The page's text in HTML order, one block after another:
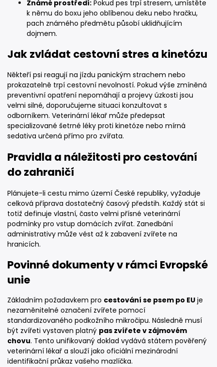
Známé prostředí: Pokud pes trpí stresem, umístěte
k němu do boxu jeho oblíbenou deku nebo hračku,
pach známého předmětu působí uklidňujícím
dojmem.
Jak zvládat cestovní stres a kinetózu
Někteří psi reagují na jízdu panickým strachem nebo
prokazatelně trpí cestovní nevolností. Pokud výše zmíněná
preventivní opatření nepomáhají a projevy úzkosti jsou
velmi silné, doporučujeme situaci konzultovat s
odborníkem. Veterinární lékař může předepsat
specializované šetrné léky proti kinetóze nebo mírná
sedativa určená přímo pro zvířata.
Pravidla a náležitosti pro cestování
do zahraničí
Plánujete-li cestu mimo území České republiky, vyžaduje
celková příprava dostatečný časový předstih. Každý stát si
totiž definuje vlastní, často velmi přísné veterinární
podmínky pro vstup domácích zvířat. Zanedbání
administrativy může vést až k zabavení zvířete na
hranicích.
Povinné dokumenty v rámci Evropské
unie
Základním požadavkem pro cestování se psem po EU je
nezaměnitelné označení zvířete pomocí
standardizovaného podkožního mikročipu. Následně musí
být zvířeti vystaven platný pas zvířete v zájmovém
chovu. Tento unifikovaný doklad vydává státem pověřený
veterinární lékař a slouží jako oficiální mezinárodní
identifikační průkaz vašeho mazlíčka.